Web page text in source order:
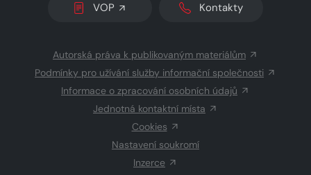
VOP Kontakty
Autorská práva k publikovaným materiálům
Podmínky pro užívání služby informační společnosti
Informace o zpracování osobních údajů
Jednotná kontaktní místa
Cookies
Nastavení soukromí
Inzerce